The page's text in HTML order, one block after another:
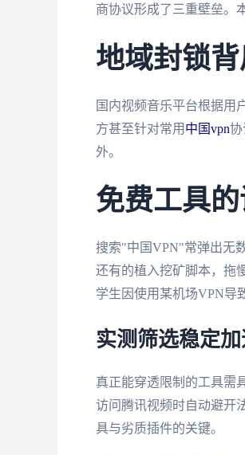
商协议形成了三重壁垒。
地域封锁
国内视频音乐平台根据用
方甚至针对常用 中国vpn协
外。
免费工具
搜索"中国VPN"常弹出无
还有的植入挖矿脚本，拖
学生因使用某机场VPN导
实测筛选稳定
真正能穿透限制的工具需
访问腾讯视频时自动避开
具与劣质插件的关键。